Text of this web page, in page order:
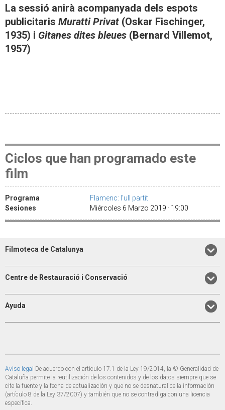
La sessió anirà acompanyada dels espots
publicitaris Muratti Privat (Oskar Fischinger,
1935) i Gitanes dites bleues (Bernard Villemot,
1957)
Ciclos que han programado este
film
Programa
Flamenc: l'ull partit
Sesiones
Miércoles 6 Marzo 2019 · 19:00
Filmoteca de Catalunya
Centre de Restauració i Conservació
Ayuda
Aviso legal De acuerdo con el artículo 17.1 de la Ley 19/2014, la © Generalidad de
Cataluña permite la reutilización de los contenidos y de los datos siempre que se
cite la fuente y la fecha de actualización y que no se desnaturalice la información
(artículo 8 de la Ley 37/2007) y también que no se contradiga con una licencia
específica.